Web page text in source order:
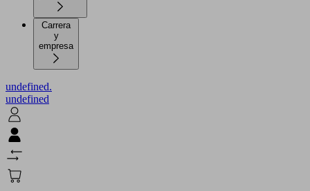
Carrera
y
empresa
undefined.
undefined